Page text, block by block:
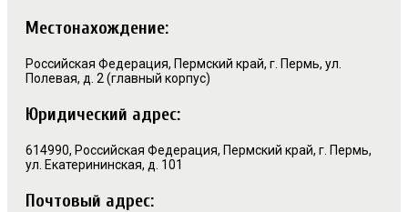
Местонахождение:
Российская Федерация, Пермский край, г. Пермь, ул.
Полевая, д. 2 (главный корпус)
Юридический адрес:
614990, Российская Федерация, Пермский край, г. Пермь,
ул. Екатерининская, д. 101
Почтовый адрес: